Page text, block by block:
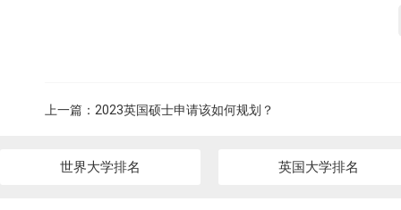
上一篇： 2023英国硕士申请该如何规划？
世界大学排名 英国大学排名